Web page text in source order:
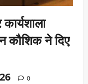
कौशिक ने दिए
0